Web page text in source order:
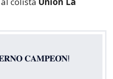
𝐂𝐀𝐌𝐏𝐄𝐎́𝐍!